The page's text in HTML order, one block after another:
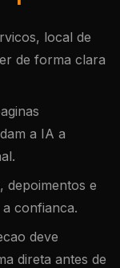
local de
de forma clara
a IA a
depoimentos e
confianca.
deve
direta antes de